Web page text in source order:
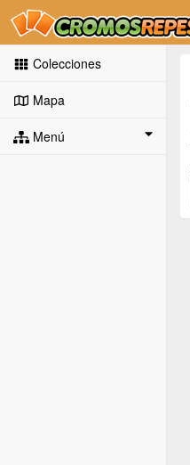
Colecciones
Mapa
Menú